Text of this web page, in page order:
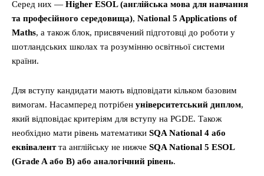
Серед них — Higher ESOL (англійська мова для навчання
та професійного середовища), National 5 Applications of
Maths, а також блок, присвячений підготовці до роботи у
шотландських школах та розумінню освітньої системи
країни.
Для вступу кандидати мають відповідати кільком базовим
вимогам. Насамперед потрібен університетський диплом,
який відповідає критеріям для вступу на PGDE. Також
необхідно мати рівень математики SQA National 4 або
еквівалентта англійську не нижче SQA National 5 ESOL
(Grade A або B) або аналогічний рівень.